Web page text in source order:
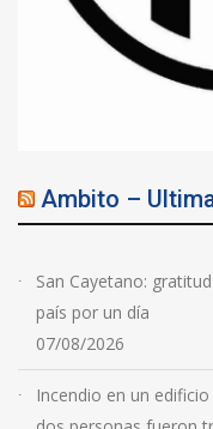
Ambito –
San Cayetano:
país por un día
07/08/2026
Incendio en un